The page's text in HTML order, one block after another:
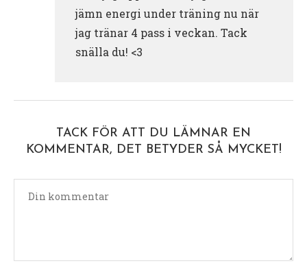
jämn energi under träning nu när
jag tränar 4 pass i veckan. Tack
snälla du! <3
TACK FÖR ATT DU LÄMNAR EN
KOMMENTAR, DET BETYDER SÅ MYCKET!